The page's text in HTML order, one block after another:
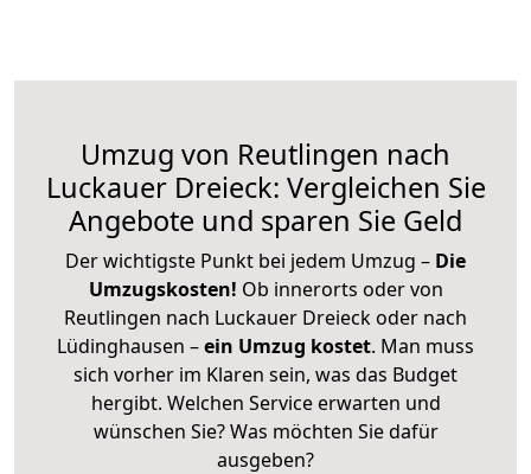
Umzug von Reutlingen nach
Luckauer Dreieck: Vergleichen Sie
Angebote und sparen Sie Geld
Der wichtigste Punkt bei jedem Umzug – Die
Umzugskosten! Ob innerorts oder von
Reutlingen nach Luckauer Dreieck oder nach
Lüdinghausen –ein Umzug kostet. Man muss
sich vorher im Klaren sein, was das Budget
hergibt. Welchen Service erwarten und
wünschen Sie? Was möchten Sie dafür
ausgeben?